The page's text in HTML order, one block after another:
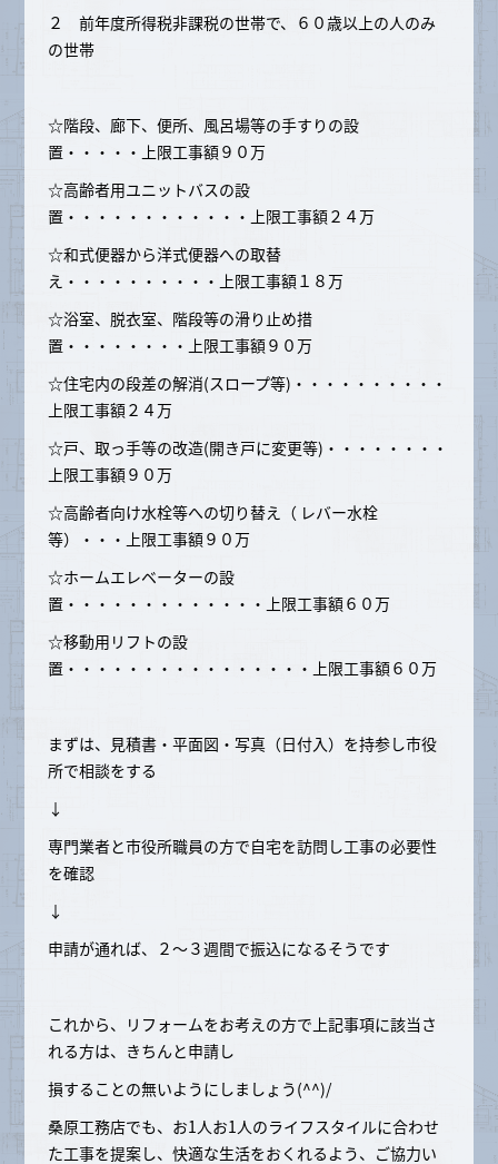
２ 前年度所得税非課税の世帯で、６０歳以上の人のみ
の世帯
☆階段、廊下、便所、風呂場等の手すりの設
置・・・・・上限工事額９０万
☆高齢者用ユニットバスの設
置・・・・・・・・・・・・上限工事額２４万
☆和式便器から洋式便器への取替
え・・・・・・・・・・上限工事額１８万
☆浴室、脱衣室、階段等の滑り止め措
置・・・・・・・・上限工事額９０万
☆住宅内の段差の解消(スロープ等)・・・・・・・・・・
上限工事額２４万
☆戸、取っ手等の改造(開き戸に変更等)・・・・・・・・
上限工事額９０万
☆高齢者向け水栓等への切り替え（ レバー水栓
等）・・・上限工事額９０万
☆ホームエレベーターの設
置・・・・・・・・・・・・・上限工事額６０万
☆移動用リフトの設
置・・・・・・・・・・・・・・・・上限工事額６０万
まずは、見積書・平面図・写真（日付入）を持参し市役
所で相談をする
↓
専門業者と市役所職員の方で自宅を訪問し工事の必要性
を確認
↓
申請が通れば、２～３週間で振込になるそうです
これから、リフォームをお考えの方で上記事項に該当さ
れる方は、きちんと申請し
損することの無いようにしましょう(^^)/
桑原工務店でも、お1人お1人のライフスタイルに合わせ
た工事を提案し、快適な生活をおくれるよう、ご協力い